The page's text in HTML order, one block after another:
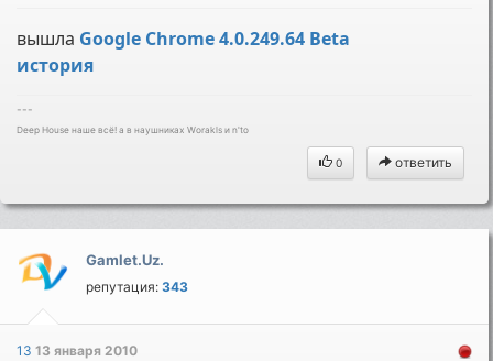
вышла Google Chrome 4.0.249.64 Beta
история
---
Deep House наше всё! а в наушниках Worakls и n'to
0 ответить
Gamlet.Uz.
репутация:343
1313 января 2010